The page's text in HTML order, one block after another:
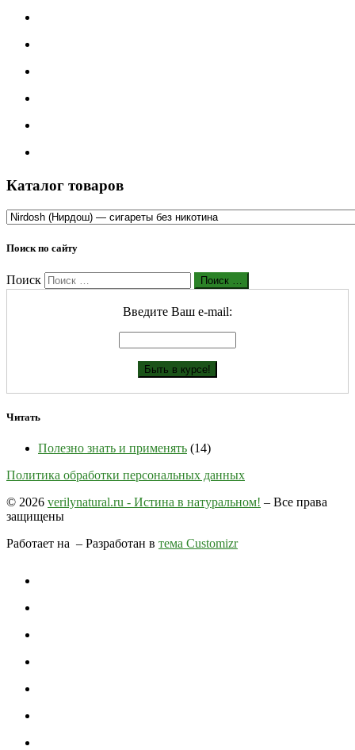
Каталог товаров
Поиск по сайту
Поиск Поиск …
Введите Ваш е-mail:
Читать
Полезно знать и применять (14)
Политика обработки персональных данных
© 2026 verilynatural.ru - Истина в натуральном! – Все права
защищены
Работает на – Разработан в тема Customizr